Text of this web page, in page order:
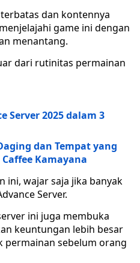
dan kontennya
game ini dengan
menantang.
dari rutinitas permainan
Server 2025 dalam 3
dan Tempat yang
Kamayana
ini, wajar saja jika banyak
Server.
ini juga membuka
keuntungan lebih besar
permainan sebelum orang